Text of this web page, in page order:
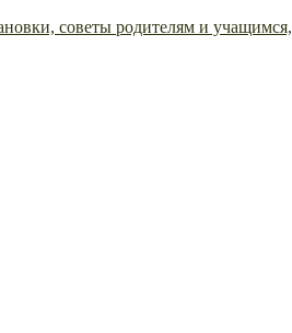
советы родителям и учащимся,